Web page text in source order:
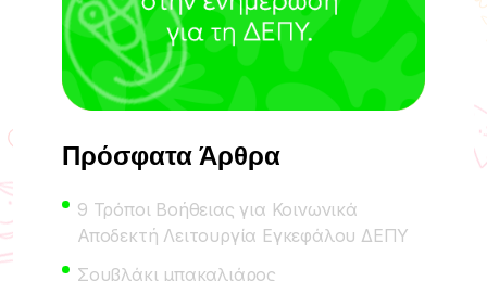
Πρόσφατα Άρθρα
9 Τρόποι Βοήθειας για Κοινωνικά
Αποδεκτή Λειτουργία Εγκεφάλου ΔΕΠΥ
Σουβλάκι μπακαλιάρος